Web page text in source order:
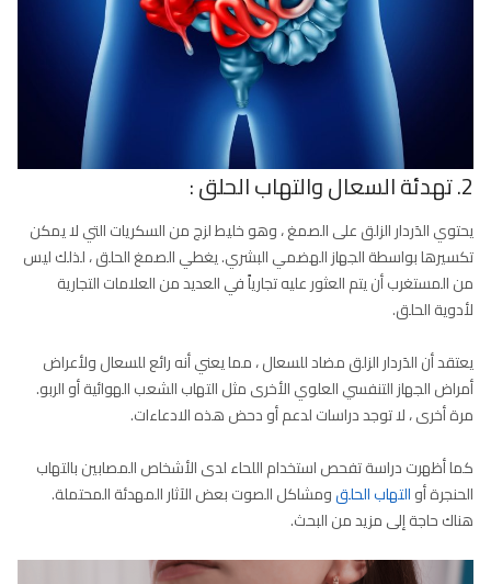
2. تهدئة السعال والتهاب الحلق :
يحتوي الدَردار الزلق على الصمغ ، وهو خليط لزج من السكريات التي لا يمكن
تكسيرها بواسطة الجهاز الهضمي البشري. يغطي الصمغ الحلق ، لذلك ليس
من المستغرب أن يتم العثور عليه تجارياً في العديد من العلامات التجارية
لأدوية الحلق.
يعتقد أن الدَردار الزلق مضاد للسعال ، مما يعني أنه رائع للسعال ولأعراض
أمراض الجهاز التنفسي العلوي الأخرى مثل التهاب الشعب الهوائية أو الربو.
مرة أخرى ، لا توجد دراسات لدعم أو دحض هذه الادعاءات.
كما أظهرت دراسة تفحص استخدام اللحاء لدى الأشخاص المصابين بالتهاب
الحنجرة أوالتهاب الحلقومشاكل الصوت بعض الآثار المهدئة المحتملة.
هناك حاجة إلى مزيد من البحث.